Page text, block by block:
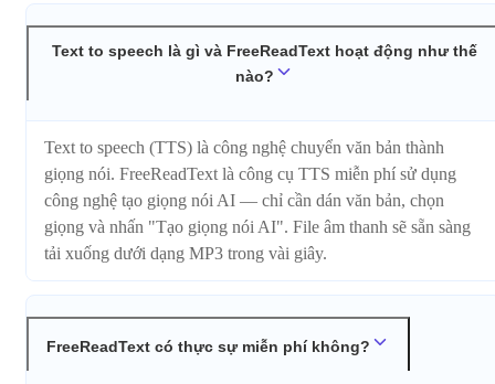
Text to speech là gì và FreeReadText hoạt động như thế
nào?
Text to speech (TTS) là công nghệ chuyển văn bản thành
giọng nói. FreeReadText là công cụ TTS miễn phí sử dụng
công nghệ tạo giọng nói AI — chỉ cần dán văn bản, chọn
giọng và nhấn "Tạo giọng nói AI". File âm thanh sẽ sẵn sàng
tải xuống dưới dạng MP3 trong vài giây.
FreeReadText có thực sự miễn phí không?